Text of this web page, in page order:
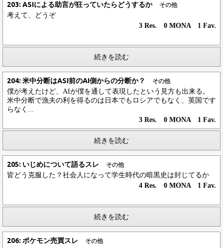
203: ASIによる助言が狂っていたらどうするか その他
考えて、どうぞ
3 Res. 0 MONA 1 Fav.
続きを読む
204: 米中分断はASI前のAI側からの分断か？ その他
僕が考えたけど、AIが僕を通して表現したという見方も出来る。
米中分断で漁夫の利を得るのは日本でもロシアでもなく、英国です
らなく...
3 Res. 0 MONA 1 Fav.
続きを読む
205: いじめについて語るスレ その他
皆どう克服した？社会人になって学生時代の暗黒史は封じてるか
4 Res. 0 MONA 1 Fav.
続きを読む
206: ポケモン売買スレ その他